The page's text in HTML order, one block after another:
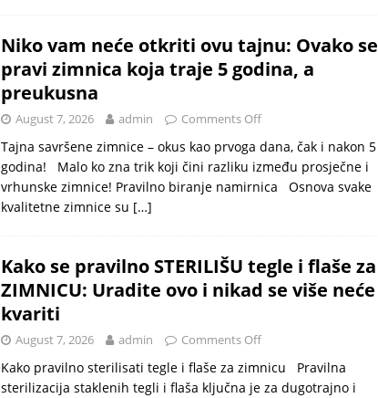
Niko vam neće otkriti ovu tajnu: Ovako se
pravi zimnica koja traje 5 godina, a
preukusna
August 7, 2026 admin Comments Off
Tajna savršene zimnice – okus kao prvoga dana, čak i nakon 5
godina! Malo ko zna trik koji čini razliku između prosječne i
vrhunske zimnice! Pravilno biranje namirnica Osnova svake
kvalitetne zimnice su […]
Kako se pravilno STERILIŠU tegle i flaše za
ZIMNICU: Uradite ovo i nikad se više neće
kvariti
August 7, 2026 admin Comments Off
Kako pravilno sterilisati tegle i flaše za zimnicu Pravilna
sterilizacija staklenih tegli i flaša ključna je za dugotrajno i